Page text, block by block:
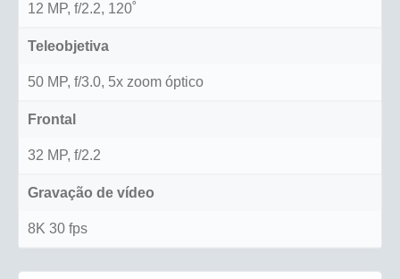
12 MP, f/2.2, 120˚
Teleobjetiva
50 MP, f/3.0, 5x zoom óptico
Frontal
32 MP, f/2.2
Gravação de vídeo
8K 30 fps